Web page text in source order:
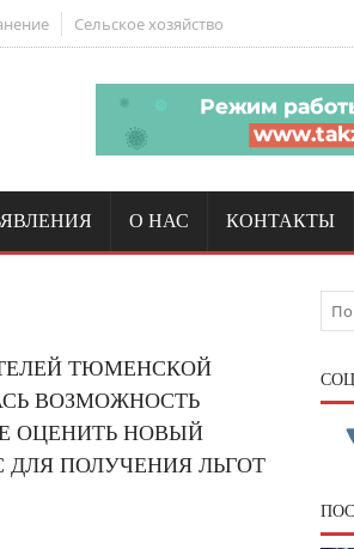
Сельское хозяйство
О НАС КОНТАКТЫ
ТЮМЕНСКОЙ
ВОЗМОЖНОСТЬ
ОЦЕНИТЬ НОВЫЙ
ПОЛУЧЕНИЯ ЛЬГОТ